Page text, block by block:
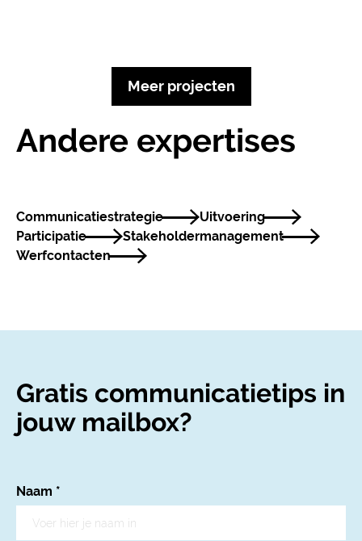
Meer projecten
Andere expertises
Communicatie­strategie
Uitvoering
Participatie
Stakeholder­management
Werfcontacten
Gratis communicatietips in
jouw mailbox?
Naam *